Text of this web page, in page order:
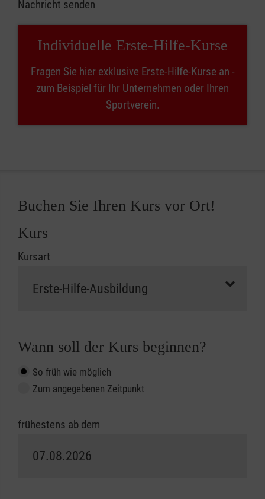
Nachricht senden
Individuelle Erste-Hilfe-Kurse
Fragen Sie hier exklusive Erste-Hilfe-Kurse an -
zum Beispiel für Ihr Unternehmen oder Ihren
Sportverein.
Buchen Sie Ihren Kurs vor Ort!
Kurs
Kursart
Wann soll der Kurs beginnen?
So früh wie möglich
Zum angegebenen Zeitpunkt
frühestens ab dem